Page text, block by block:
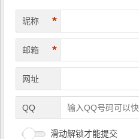
昵称 *
邮箱 *
网址
QQ
滑动解锁才能提交